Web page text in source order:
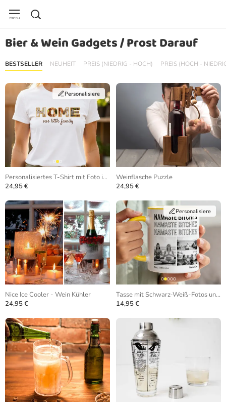
Bier & Wein Gadgets / Prost Darauf
BESTSELLER NEUHEIT PREIS (NIEDRIG - HOCH) PREIS (HOCH -
Personalisiere
Personalisiertes T-Shirt mit Foto in Buchstaben
24,95 €
Weinflasche Puzzle
24,95 €
Nice Ice Cooler - Wein Kühler
24,95 €
Personalisiere
Tasse mit Schwarz-Weiß-Fotos und sich wiederholendem Text
14,95 €